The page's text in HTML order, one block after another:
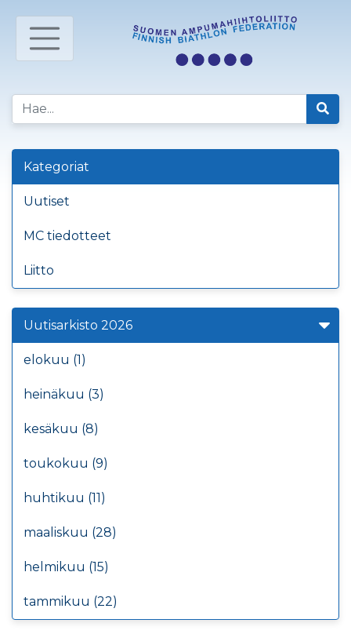
Kategoriat
Uutiset
MC tiedotteet
Liitto
Uutisarkisto 2026
elokuu (1)
heinäkuu (3)
kesäkuu (8)
toukokuu (9)
huhtikuu (11)
maaliskuu (28)
helmikuu (15)
tammikuu (22)